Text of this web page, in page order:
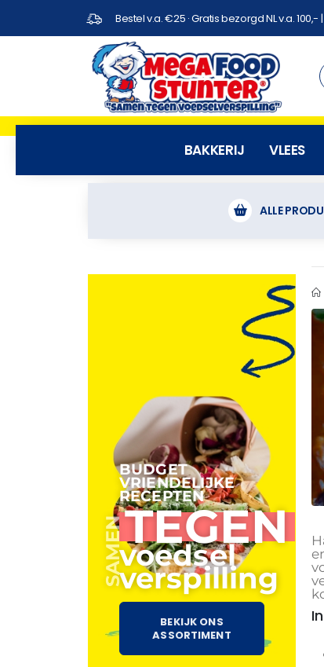
Bestel v.a. €25 · Gratis bezorgd NL v.a. 100,- |
BAKKERIJ VLEES
ALLE
BUDGET
VRIENDELIJKE
RECEPTEN
SAMENTEGEN
voedsel
verspilling
BEKIJK ONS
ASSORTIMENT